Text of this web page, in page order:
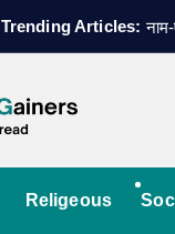
Trending Articles:
Religeous